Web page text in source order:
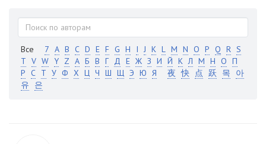
Все 7 A B C D E F G H I J K L M N O P Q R S
T V W Y Z А Б В Г Д Е Ж З И Й К Л М Н О П
Р С Т У Ф Х Ц Ч Ш Щ Э Ю Я 夜 快 点 跃 목
아
유
은